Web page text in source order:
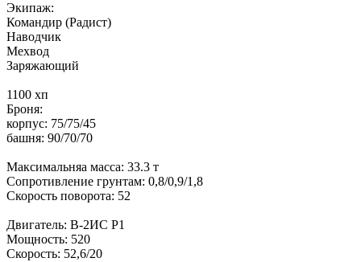
Экипаж:
Командир (Радист)
Наводчик
Мехвод
Заряжающий
1100 хп
Броня:
корпус: 75/75/45
башня: 90/70/70
Максимальняа масса: 33.3 т
Сопротивление грунтам: 0,8/0,9/1,8
Скорость поворота: 52
Двигатель: В-2ИС Р1
Мощность: 520
Скорость: 52,6/20